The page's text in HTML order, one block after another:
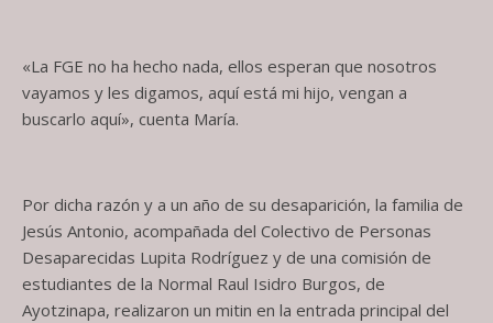
«La FGE no ha hecho nada, ellos esperan que nosotros
vayamos y les digamos, aquí está mi hijo, vengan a
buscarlo aquí», cuenta María.
Por dicha razón y a un año de su desaparición, la familia de
Jesús Antonio, acompañada del Colectivo de Personas
Desaparecidas Lupita Rodríguez y de una comisión de
estudiantes de la Normal Raul Isidro Burgos, de
Ayotzinapa, realizaron un mitin en la entrada principal del